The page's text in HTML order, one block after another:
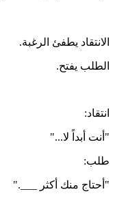
الانتقاد يطفئ الرغبة.
الطلب يفتح.
انتقاد:
"أنت أبداً لا..."
طلب:
"أحتاج منك أكثر ___."